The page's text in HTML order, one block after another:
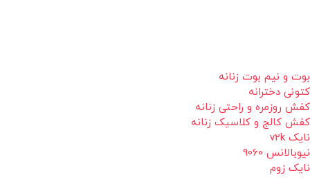
بوت و نیم بوت زنانه
کتونی دخترانه
کفش روزمره و راحتی زنانه
کفش کالج و کلاسیک زنانه
نایک v2k
نیوبالانس 9060
نایک زوم